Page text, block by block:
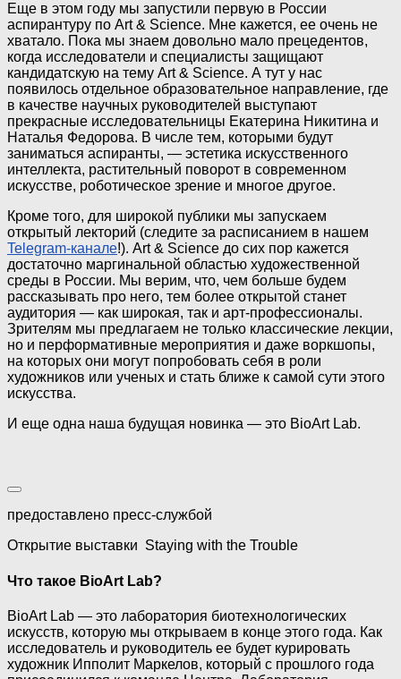
Еще в этом году мы запустили первую в России
аспирантуру по Art & Science. Мне кажется, ее очень не
хватало. Пока мы знаем довольно мало прецедентов,
когда исследователи и специалисты защищают
кандидатскую на тему Art & Science. А тут у нас
появилось отдельное образовательное направление, где
в качестве научных руководителей выступают
прекрасные исследовательницы Екатерина Никитина и
Наталья Федорова. В числе тем, которыми будут
заниматься аспиранты, — эстетика искусственного
интеллекта, растительный поворот в современном
искусстве, роботическое зрение и многое другое.
Кроме того, для широкой публики мы запускаем
открытый лекторий (следите за расписанием в нашем
Telegram-канале!). Art & Science до сих пор кажется
достаточно маргинальной областью художественной
среды в России. Мы верим, что, чем больше будем
рассказывать про него, тем более открытой станет
аудитория — как широкая, так и арт-профессионалы.
Зрителям мы предлагаем не только классические лекции,
но и перформативные мероприятия и даже воркшопы,
на которых они могут попробовать себя в роли
художников или ученых и стать ближе к самой сути этого
искусства.
И еще одна наша будущая новинка — это BioArt Lab.
предоставлено пресс-службой
Открытие выставки Staying with the Trouble
Что такое BioArt Lab?
BioArt Lab — это лаборатория биотехнологических
искусств, которую мы открываем в конце этого года. Как
исследователь и руководитель ее будет курировать
художник Ипполит Маркелов, который с прошлого года